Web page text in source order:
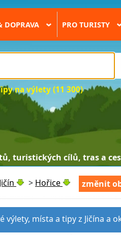
DOPRAVA › PRO TURISTY
na výlety (11 300)
turistických cílů, tras a
Jičín > Hořice změnit
výlety, místa a tipy z Jičína a